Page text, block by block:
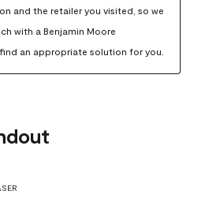
and the retailer you visited, so we
with a Benjamin Moore
an appropriate solution for you.